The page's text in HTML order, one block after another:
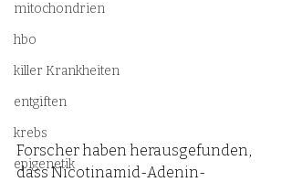
mitochondrien
hbo
killer Krankheiten
entgiften
krebs
epigenetik
Forscher haben herausgefunden,
dass Nicotinamid-Adenin-